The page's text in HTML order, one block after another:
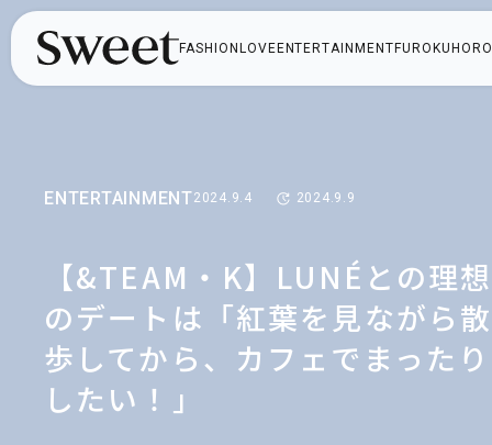
FASHION LOVE ENTERTAINMENT FUROKU
ENTERTAINMENT2024.9.4 2024.9.9
【&TEAM・K】LUNÉとの理想
のデートは「紅葉を見ながら散
歩してから、カフェでまったり
したい！」